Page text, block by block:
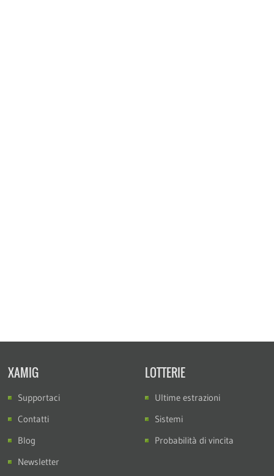
XAMIG
Supportaci
Contatti
Blog
Newsletter
LOTTERIE
Ultime estrazioni
Sistemi
Probabilità di vincita